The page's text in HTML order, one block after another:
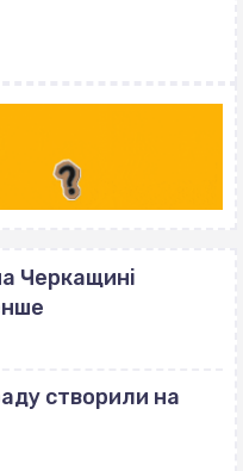
Черкащині
створили на